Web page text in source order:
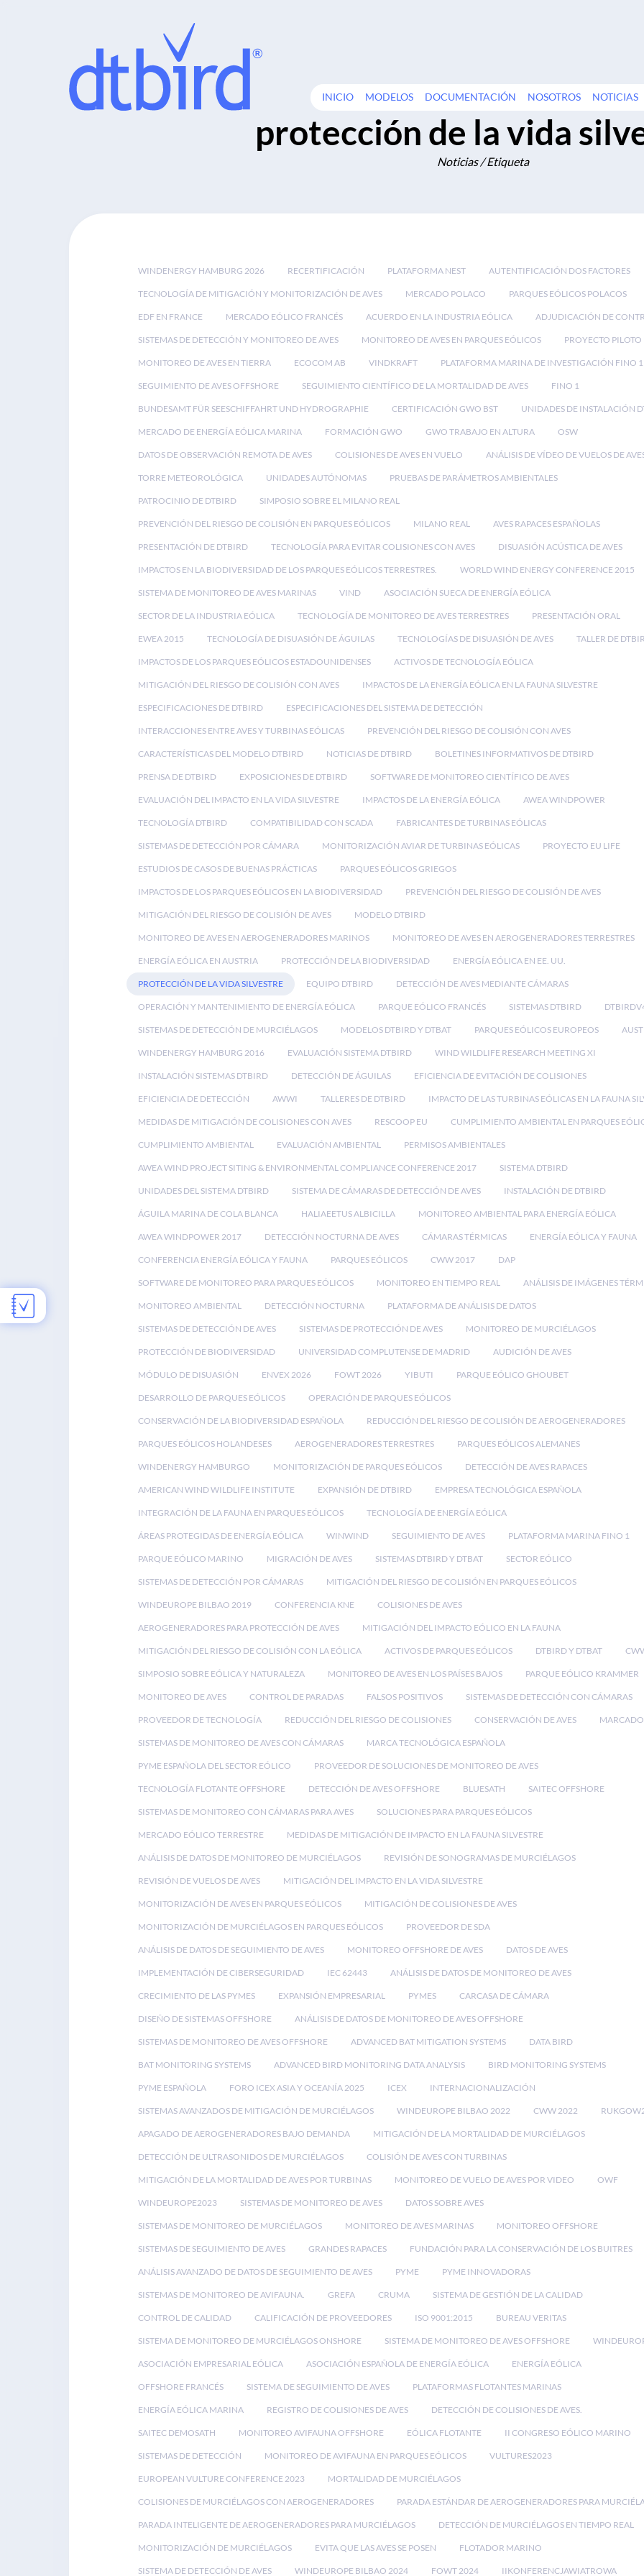
INICIO MODELOS DOCUMENTACIÓN NOSOTROS NOTICIAS
protección de la vida
Noticias / Etiqueta
WINDENERGY HAMBURG 2026 RECERTIFICACIÓN PLATAFORMA NEST AUTENTIFICACIÓN DOS FACTORES
TECNOLOGÍA DE MITIGACIÓN Y MONITORIZACIÓN DE AVES MERCADO POLACO PARQUES EÓLICOS POLACOS
EDF EN FRANCE MERCADO EÓLICO FRANCÉS ACUERDO EN LA INDUSTRIA EÓLICA ADJUDICACIÓN DE
SISTEMAS DE DETECCIÓN Y MONITOREO DE AVES MONITOREO DE AVES EN PARQUES EÓLICOS PROYECTO PILOTO
MONITOREO DE AVES EN TIERRA ECOCOM AB VINDKRAFT PLATAFORMA MARINA DE INVESTIGACIÓN FINO 1
SEGUIMIENTO DE AVES OFFSHORE SEGUIMIENTO CIENTÍFICO DE LA MORTALIDAD DE AVES FINO 1
BUNDESAMT FÜR SEESCHIFFAHRT UND HYDROGRAPHIE CERTIFICACIÓN GWO BST UNIDADES DE INSTALACIÓN
MERCADO DE ENERGÍA EÓLICA MARINA FORMACIÓN GWO GWO TRABAJO EN ALTURA OSW
DATOS DE OBSERVACIÓN REMOTA DE AVES COLISIONES DE AVES EN VUELO ANÁLISIS DE VÍDEO DE VUELOS DE
TORRE METEOROLÓGICA UNIDADES AUTÓNOMAS PRUEBAS DE PARÁMETROS AMBIENTALES
PATROCINIO DE DTBIRD SIMPOSIO SOBRE EL MILANO REAL
PREVENCIÓN DEL RIESGO DE COLISIÓN EN PARQUES EÓLICOS MILANO REAL AVES RAPACES ESPAÑOLAS
PRESENTACIÓN DE DTBIRD TECNOLOGÍA PARA EVITAR COLISIONES CON AVES DISUASIÓN ACÚSTICA DE AVES
IMPACTOS EN LA BIODIVERSIDAD DE LOS PARQUES EÓLICOS TERRESTRES. WORLD WIND ENERGY CONFERENCE 2015
SISTEMA DE MONITOREO DE AVES MARINAS VIND ASOCIACIÓN SUECA DE ENERGÍA EÓLICA
SECTOR DE LA INDUSTRIA EÓLICA TECNOLOGÍA DE MONITOREO DE AVES TERRESTRES PRESENTACIÓN ORAL
EWEA 2015 TECNOLOGÍA DE DISUASIÓN DE ÁGUILAS TECNOLOGÍAS DE DISUASIÓN DE AVES TALLER DE
IMPACTOS DE LOS PARQUES EÓLICOS ESTADOUNIDENSES ACTIVOS DE TECNOLOGÍA EÓLICA
MITIGACIÓN DEL RIESGO DE COLISIÓN CON AVES IMPACTOS DE LA ENERGÍA EÓLICA EN LA FAUNA SILVESTRE
ESPECIFICACIONES DE DTBIRD ESPECIFICACIONES DEL SISTEMA DE DETECCIÓN
INTERACCIONES ENTRE AVES Y TURBINAS EÓLICAS PREVENCIÓN DEL RIESGO DE COLISIÓN CON AVES
CARACTERÍSTICAS DEL MODELO DTBIRD NOTICIAS DE DTBIRD BOLETINES INFORMATIVOS DE DTBIRD
PRENSA DE DTBIRD EXPOSICIONES DE DTBIRD SOFTWARE DE MONITOREO CIENTÍFICO DE AVES
EVALUACIÓN DEL IMPACTO EN LA VIDA SILVESTRE IMPACTOS DE LA ENERGÍA EÓLICA AWEA WINDPOWER
TECNOLOGÍA DTBIRD COMPATIBILIDAD CON SCADA FABRICANTES DE TURBINAS EÓLICAS
SISTEMAS DE DETECCIÓN POR CÁMARA MONITORIZACIÓN AVIAR DE TURBINAS EÓLICAS PROYECTO EU LIFE
ESTUDIOS DE CASOS DE BUENAS PRÁCTICAS PARQUES EÓLICOS GRIEGOS
IMPACTOS DE LOS PARQUES EÓLICOS EN LA BIODIVERSIDAD PREVENCIÓN DEL RIESGO DE COLISIÓN DE AVES
MITIGACIÓN DEL RIESGO DE COLISIÓN DE AVES MODELO DTBIRD
MONITOREO DE AVES EN AEROGENERADORES MARINOS MONITOREO DE AVES EN AEROGENERADORES TERRESTRES
ENERGÍA EÓLICA EN AUSTRIA PROTECCIÓN DE LA BIODIVERSIDAD ENERGÍA EÓLICA EN EE. UU.
PROTECCIÓN DE LA VIDA SILVESTRE EQUIPO DTBIRD DETECCIÓN DE AVES MEDIANTE CÁMARAS
OPERACIÓN Y MANTENIMIENTO DE ENERGÍA EÓLICA PARQUE EÓLICO FRANCÉS SISTEMAS DTBIRD
SISTEMAS DE DETECCIÓN DE MURCIÉLAGOS MODELOS DTBIRD Y DTBAT PARQUES EÓLICOS EUROPEOS
WINDENERGY HAMBURG 2016 EVALUACIÓN SISTEMA DTBIRD WIND WILDLIFE RESEARCH MEETING XI
INSTALACIÓN SISTEMAS DTBIRD DETECCIÓN DE ÁGUILAS EFICIENCIA DE EVITACIÓN DE COLISIONES
EFICIENCIA DE DETECCIÓN AWWI TALLERES DE DTBIRD IMPACTO DE LAS TURBINAS EÓLICAS EN LA FAUNA
MEDIDAS DE MITIGACIÓN DE COLISIONES CON AVES RESCOOP EU CUMPLIMIENTO AMBIENTAL EN PARQUES
CUMPLIMIENTO AMBIENTAL EVALUACIÓN AMBIENTAL PERMISOS AMBIENTALES
AWEA WIND PROJECT SITING & ENVIRONMENTAL COMPLIANCE CONFERENCE 2017 SISTEMA DTBIRD
UNIDADES DEL SISTEMA DTBIRD SISTEMA DE CÁMARAS DE DETECCIÓN DE AVES INSTALACIÓN DE DTBIRD
ÁGUILA MARINA DE COLA BLANCA HALIAEETUS ALBICILLA MONITOREO AMBIENTAL PARA ENERGÍA EÓLICA
AWEA WINDPOWER 2017 DETECCIÓN NOCTURNA DE AVES CÁMARAS TÉRMICAS ENERGÍA EÓLICA Y FAUNA
CONFERENCIA ENERGÍA EÓLICA Y FAUNA PARQUES EÓLICOS CWW 2017 DAP
SOFTWARE DE MONITOREO PARA PARQUES EÓLICOS MONITOREO EN TIEMPO REAL ANÁLISIS DE IMÁGENES
MONITOREO AMBIENTAL DETECCIÓN NOCTURNA PLATAFORMA DE ANÁLISIS DE DATOS
SISTEMAS DE DETECCIÓN DE AVES SISTEMAS DE PROTECCIÓN DE AVES MONITOREO DE MURCIÉLAGOS
PROTECCIÓN DE BIODIVERSIDAD UNIVERSIDAD COMPLUTENSE DE MADRID AUDICIÓN DE AVES
MÓDULO DE DISUASIÓN ENVEX 2026 FOWT 2026 YIBUTI PARQUE EÓLICO GHOUBET
DESARROLLO DE PARQUES EÓLICOS OPERACIÓN DE PARQUES EÓLICOS
CONSERVACIÓN DE LA BIODIVERSIDAD ESPAÑOLA REDUCCIÓN DEL RIESGO DE COLISIÓN DE AEROGENERADORES
PARQUES EÓLICOS HOLANDESES AEROGENERADORES TERRESTRES PARQUES EÓLICOS ALEMANES
WINDENERGY HAMBURGO MONITORIZACIÓN DE PARQUES EÓLICOS DETECCIÓN DE AVES RAPACES
AMERICAN WIND WILDLIFE INSTITUTE EXPANSIÓN DE DTBIRD EMPRESA TECNOLÓGICA ESPAÑOLA
INTEGRACIÓN DE LA FAUNA EN PARQUES EÓLICOS TECNOLOGÍA DE ENERGÍA EÓLICA
ÁREAS PROTEGIDAS DE ENERGÍA EÓLICA WINWIND SEGUIMIENTO DE AVES PLATAFORMA MARINA FINO 1
PARQUE EÓLICO MARINO MIGRACIÓN DE AVES SISTEMAS DTBIRD Y DTBAT SECTOR EÓLICO
SISTEMAS DE DETECCIÓN POR CÁMARAS MITIGACIÓN DEL RIESGO DE COLISIÓN EN PARQUES EÓLICOS
WINDEUROPE BILBAO 2019 CONFERENCIA KNE COLISIONES DE AVES
AEROGENERADORES PARA PROTECCIÓN DE AVES MITIGACIÓN DEL IMPACTO EÓLICO EN LA FAUNA
MITIGACIÓN DEL RIESGO DE COLISIÓN CON LA EÓLICA ACTIVOS DE PARQUES EÓLICOS DTBIRD Y DTBAT
SIMPOSIO SOBRE EÓLICA Y NATURALEZA MONITOREO DE AVES EN LOS PAÍSES BAJOS PARQUE EÓLICO KRAMMER
MONITOREO DE AVES CONTROL DE PARADAS FALSOS POSITIVOS SISTEMAS DE DETECCIÓN CON CÁMARAS
PROVEEDOR DE TECNOLOGÍA REDUCCIÓN DEL RIESGO DE COLISIONES CONSERVACIÓN DE AVES MARCADO
SISTEMAS DE MONITOREO DE AVES CON CÁMARAS MARCA TECNOLÓGICA ESPAÑOLA
PYME ESPAÑOLA DEL SECTOR EÓLICO PROVEEDOR DE SOLUCIONES DE MONITOREO DE AVES
TECNOLOGÍA FLOTANTE OFFSHORE DETECCIÓN DE AVES OFFSHORE BLUESATH SAITEC OFFSHORE
SISTEMAS DE MONITOREO CON CÁMARAS PARA AVES SOLUCIONES PARA PARQUES EÓLICOS
MERCADO EÓLICO TERRESTRE MEDIDAS DE MITIGACIÓN DE IMPACTO EN LA FAUNA SILVESTRE
ANÁLISIS DE DATOS DE MONITOREO DE MURCIÉLAGOS REVISIÓN DE SONOGRAMAS DE MURCIÉLAGOS
REVISIÓN DE VUELOS DE AVES MITIGACIÓN DEL IMPACTO EN LA VIDA SILVESTRE
MONITORIZACIÓN DE AVES EN PARQUES EÓLICOS MITIGACIÓN DE COLISIONES DE AVES
MONITORIZACIÓN DE MURCIÉLAGOS EN PARQUES EÓLICOS PROVEEDOR DE SDA
ANÁLISIS DE DATOS DE SEGUIMIENTO DE AVES MONITOREO OFFSHORE DE AVES DATOS DE AVES
IMPLEMENTACIÓN DE CIBERSEGURIDAD IEC 62443 ANÁLISIS DE DATOS DE MONITOREO DE AVES
CRECIMIENTO DE LAS PYMES EXPANSIÓN EMPRESARIAL PYMES CARCASA DE CÁMARA
DISEÑO DE SISTEMAS OFFSHORE ANÁLISIS DE DATOS DE MONITOREO DE AVES OFFSHORE
SISTEMAS DE MONITOREO DE AVES OFFSHORE ADVANCED BAT MITIGATION SYSTEMS DATA BIRD
BAT MONITORING SYSTEMS ADVANCED BIRD MONITORING DATA ANALYSIS BIRD MONITORING SYSTEMS
PYME ESPAÑOLA FORO ICEX ASIA Y OCEANÍA 2025 ICEX INTERNACIONALIZACIÓN
SISTEMAS AVANZADOS DE MITIGACIÓN DE MURCIÉLAGOS WINDEUROPE BILBAO 2022 CWW 2022
APAGADO DE AEROGENERADORES BAJO DEMANDA MITIGACIÓN DE LA MORTALIDAD DE MURCIÉLAGOS
DETECCIÓN DE ULTRASONIDOS DE MURCIÉLAGOS COLISIÓN DE AVES CON TURBINAS
MITIGACIÓN DE LA MORTALIDAD DE AVES POR TURBINAS MONITOREO DE VUELO DE AVES POR VIDEO OWF
WINDEUROPE2023 SISTEMAS DE MONITOREO DE AVES DATOS SOBRE AVES
SISTEMAS DE MONITOREO DE MURCIÉLAGOS MONITOREO DE AVES MARINAS MONITOREO OFFSHORE
SISTEMAS DE SEGUIMIENTO DE AVES GRANDES RAPACES FUNDACIÓN PARA LA CONSERVACIÓN DE LOS BUITRES
ANÁLISIS AVANZADO DE DATOS DE SEGUIMIENTO DE AVES PYME PYME INNOVADORAS
SISTEMAS DE MONITOREO DE AVIFAUNA. GREFA CRUMA SISTEMA DE GESTIÓN DE LA CALIDAD
CONTROL DE CALIDAD CALIFICACIÓN DE PROVEEDORES ISO 9001:2015 BUREAU VERITAS
SISTEMA DE MONITOREO DE MURCIÉLAGOS ONSHORE SISTEMA DE MONITOREO DE AVES OFFSHORE
ASOCIACIÓN EMPRESARIAL EÓLICA ASOCIACIÓN ESPAÑOLA DE ENERGÍA EÓLICA ENERGÍA EÓLICA
OFFSHORE FRANCÉS SISTEMA DE SEGUIMIENTO DE AVES PLATAFORMAS FLOTANTES MARINAS
ENERGÍA EÓLICA MARINA REGISTRO DE COLISIONES DE AVES DETECCIÓN DE COLISIONES DE AVES.
SAITEC DEMOSATH MONITOREO AVIFAUNA OFFSHORE EÓLICA FLOTANTE II CONGRESO EÓLICO MARINO
SISTEMAS DE DETECCIÓN MONITOREO DE AVIFAUNA EN PARQUES EÓLICOS VULTURES2023
EUROPEAN VULTURE CONFERENCE 2023 MORTALIDAD DE MURCIÉLAGOS
COLISIONES DE MURCIÉLAGOS CON AEROGENERADORES PARADA ESTÁNDAR DE AEROGENERADORES PARA
PARADA INTELIGENTE DE AEROGENERADORES PARA MURCIÉLAGOS DETECCIÓN DE MURCIÉLAGOS EN TIEMPO REAL
MONITORIZACIÓN DE MURCIÉLAGOS EVITA QUE LAS AVES SE POSEN FLOTADOR MARINO
SISTEMA DE DETECCIÓN DE AVES WINDEUROPE BILBAO 2024 FOWT 2024 IIKONFERENCJAWIATROWA